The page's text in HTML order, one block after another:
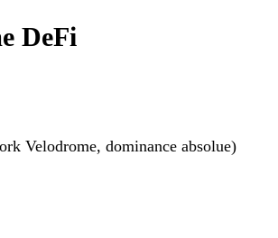
DeFi
Velodrome, dominance absolue)